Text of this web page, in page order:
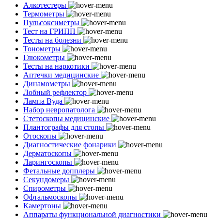
Алкотестеры
Термометры
Пульсоксиметры
Тест на ГРИПП
Тесты на болезни
Тонометры
Глюкометры
Тесты на наркотики
Аптечки медицинские
Динамометры
Лобный рефлектор
Лампа Вуда
Набор невропатолога
Стетоскопы медицинские
Плантографы для стопы
Отоскопы
Диагностические фонарики
Дерматоскопы
Ларингоскопы
Фетальные допплеры
Секундомеры
Спирометры
Офтальмоскопы
Камертоны
Аппараты функциональной диагностики